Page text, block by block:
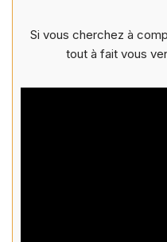
Si vous cherchez à
tout à fait vous